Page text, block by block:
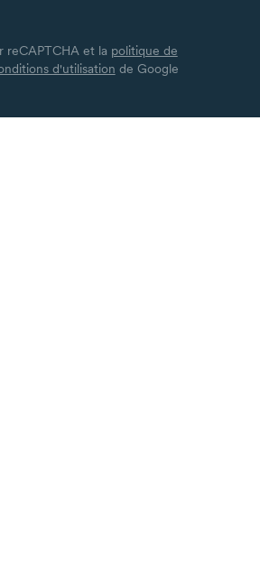
reCAPTCHA et la politique de
d'utilisation de Google